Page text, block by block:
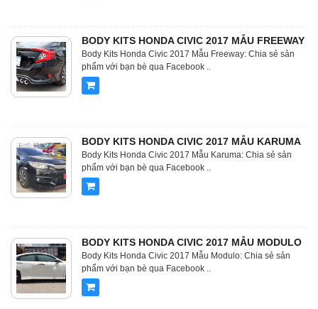
BODY KITS HONDA CIVIC 2017 MẪU FREEWAY
Body Kits Honda Civic 2017 Mẫu Freeway: Chia sẻ sản
phẩm với bạn bè qua Facebook ..
BODY KITS HONDA CIVIC 2017 MẪU KARUMA
Body Kits Honda Civic 2017 Mẫu Karuma: Chia sẻ sản
phẩm với bạn bè qua Facebook ..
BODY KITS HONDA CIVIC 2017 MẪU MODULO
Body Kits Honda Civic 2017 Mẫu Modulo: Chia sẻ sản
phẩm với bạn bè qua Facebook ..